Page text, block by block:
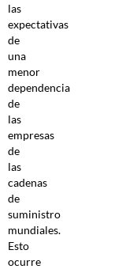
las
expectativas
de
una
menor
dependencia
de
las
empresas
de
las
cadenas
de
suministro
mundiales.
Esto
ocurre